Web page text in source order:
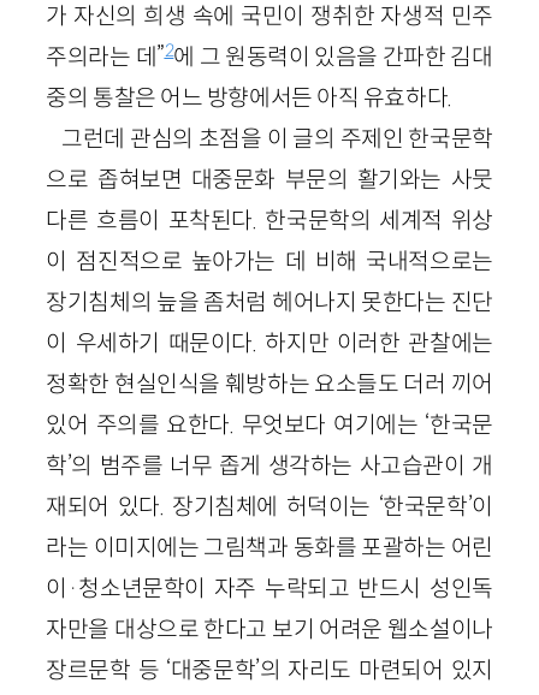
가 자신의 희생 속에 국민이 쟁취한 자생적 민주
주의라는 데”2에 그 원동력이 있음을 간파한 김대
중의 통찰은 어느 방향에서든 아직 유효하다.
그런데 관심의 초점을 이 글의 주제인 한국문학
으로 좁혀보면 대중문화 부문의 활기와는 사뭇
다른 흐름이 포착된다. 한국문학의 세계적 위상
이 점진적으로 높아가는 데 비해 국내적으로는
장기침체의 늪을 좀처럼 헤어나지 못한다는 진단
이 우세하기 때문이다. 하지만 이러한 관찰에는
정확한 현실인식을 훼방하는 요소들도 더러 끼어
있어 주의를 요한다. 무엇보다 여기에는 ‘한국문
학’의 범주를 너무 좁게 생각하는 사고습관이 개
재되어 있다. 장기침체에 허덕이는 ‘한국문학’이
라는 이미지에는 그림책과 동화를 포괄하는 어린
이·청소년문학이 자주 누락되고 반드시 성인독
자만을 대상으로 한다고 보기 어려운 웹소설이나
장르문학 등 ‘대중문학’의 자리도 마련되어 있지